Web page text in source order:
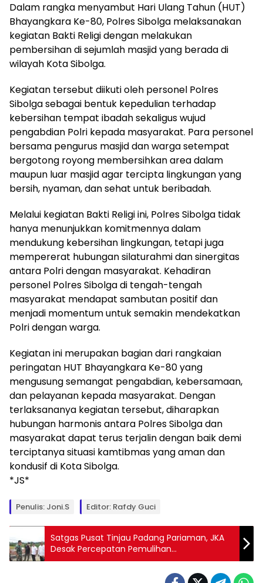
Dalam rangka menyambut Hari Ulang Tahun (HUT)
Bhayangkara Ke-80, Polres Sibolga melaksanakan
kegiatan Bakti Religi dengan melakukan
pembersihan di sejumlah masjid yang berada di
wilayah Kota Sibolga.
Kegiatan tersebut diikuti oleh personel Polres
Sibolga sebagai bentuk kepedulian terhadap
kebersihan tempat ibadah sekaligus wujud
pengabdian Polri kepada masyarakat. Para personel
bersama pengurus masjid dan warga setempat
bergotong royong membersihkan area dalam
maupun luar masjid agar tercipta lingkungan yang
bersih, nyaman, dan sehat untuk beribadah.
Melalui kegiatan Bakti Religi ini, Polres Sibolga tidak
hanya menunjukkan komitmennya dalam
mendukung kebersihan lingkungan, tetapi juga
mempererat hubungan silaturahmi dan sinergitas
antara Polri dengan masyarakat. Kehadiran
personel Polres Sibolga di tengah-tengah
masyarakat mendapat sambutan positif dan
menjadi momentum untuk semakin mendekatkan
Polri dengan warga.
Kegiatan ini merupakan bagian dari rangkaian
peringatan HUT Bhayangkara Ke-80 yang
mengusung semangat pengabdian, kebersamaan,
dan pelayanan kepada masyarakat. Dengan
terlaksananya kegiatan tersebut, diharapkan
hubungan harmonis antara Polres Sibolga dan
masyarakat dapat terus terjalin dengan baik demi
terciptanya situasi kamtibmas yang aman dan
kondusif di Kota Sibolga.
*JS*
Penulis: Joni.s Editor: Rafdy Guci
‎Satgas Pusat Tinjau Padang Pariaman, JKA
Desak Percepatan Pemulihan
Pascabencana